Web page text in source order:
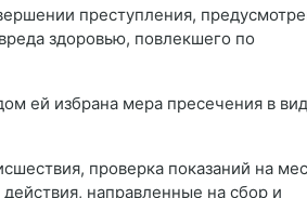
преступления,
здоровью, повлекшего по
ей избрана мера пресечения в
проверка показаний на
направленные на сбор и